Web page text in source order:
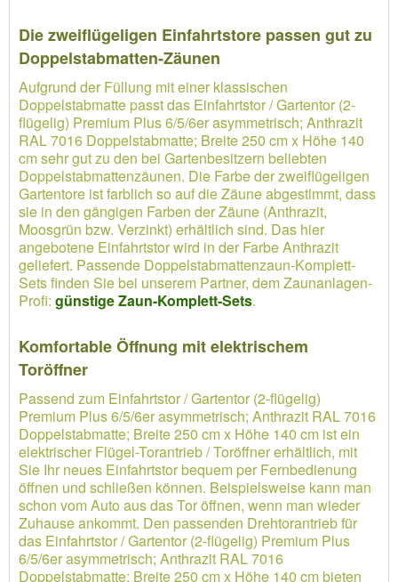
Die zweiflügeligen Einfahrtstore passen gut zu
Doppelstabmatten-Zäunen
Aufgrund der Füllung mit einer klassischen
Doppelstabmatte passt das Einfahrtstor / Gartentor (2-
flügelig) Premium Plus 6/5/6er asymmetrisch; Anthrazit
RAL 7016 Doppelstabmatte; Breite 250 cm x Höhe 140
cm sehr gut zu den bei Gartenbesitzern beliebten
Doppelstabmattenzäunen. Die Farbe der zweiflügeligen
Gartentore ist farblich so auf die Zäune abgestimmt, dass
sie in den gängigen Farben der Zäune (Anthrazit,
Moosgrün bzw. Verzinkt) erhältlich sind. Das hier
angebotene Einfahrtstor wird in der Farbe Anthrazit
geliefert. Passende Doppelstabmattenzaun-Komplett-
Sets finden Sie bei unserem Partner, dem Zaunanlagen-
Profi: günstige Zaun-Komplett-Sets.
Komfortable Öffnung mit elektrischem
Toröffner
Passend zum Einfahrtstor / Gartentor (2-flügelig)
Premium Plus 6/5/6er asymmetrisch; Anthrazit RAL 7016
Doppelstabmatte; Breite 250 cm x Höhe 140 cm ist ein
elektrischer Flügel-Torantrieb / Toröffner erhältlich, mit
Sie Ihr neues Einfahrtstor bequem per Fernbedienung
öffnen und schließen können. Beispielsweise kann man
schon vom Auto aus das Tor öffnen, wenn man wieder
Zuhause ankommt. Den passenden Drehtorantrieb für
das Einfahrtstor / Gartentor (2-flügelig) Premium Plus
6/5/6er asymmetrisch; Anthrazit RAL 7016
Doppelstabmatte; Breite 250 cm x Höhe 140 cm bieten